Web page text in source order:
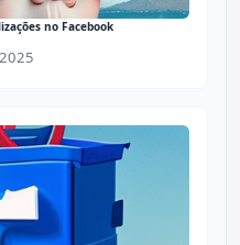
no Facebook